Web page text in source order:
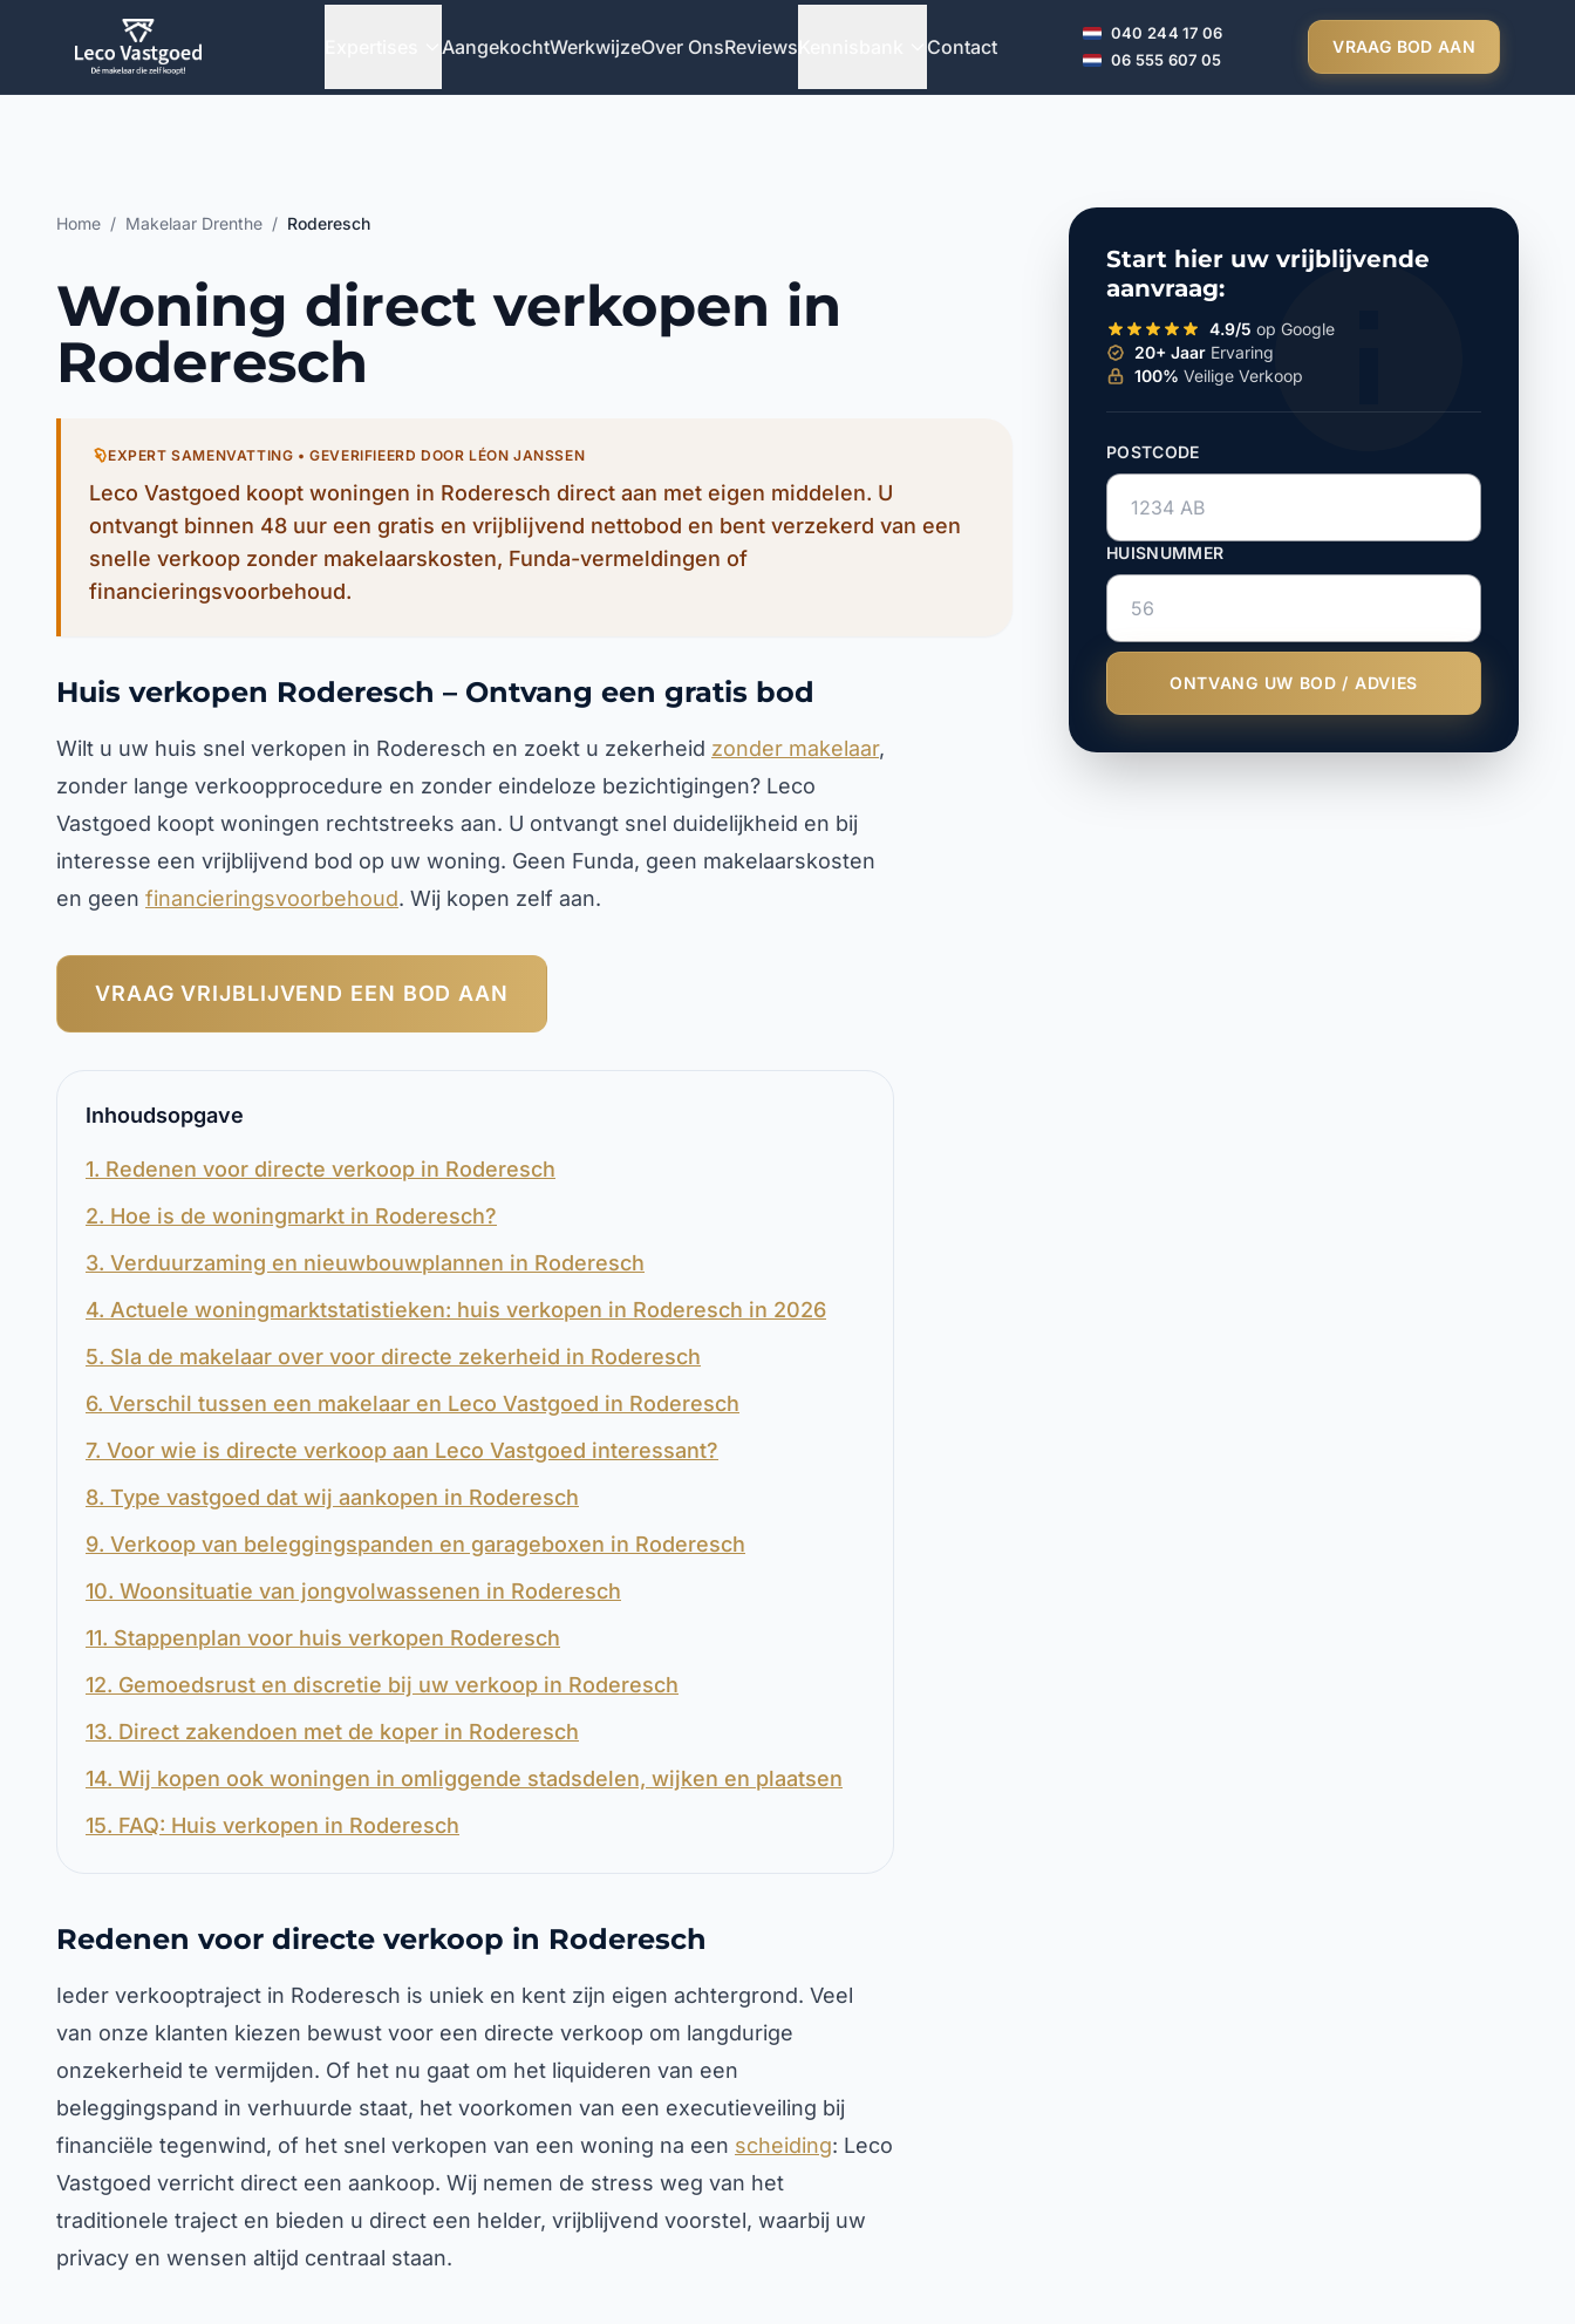
Ga direct naar inhoud
AangekochtWerkwijzeOver OnsReviews Contact
040 244 17 06
06 555 607 05
VRAAG BOD AAN
Home / Makelaar Drenthe / Roderesch
Woning direct verkopen in
Roderesch
EXPERT SAMENVATTING • GEVERIFIEERD DOOR LÉON JANSSEN
Leco Vastgoed koopt woningen in Roderesch direct aan met eigen middelen. U
ontvangt binnen 48 uur een gratis en vrijblijvend nettobod en bent verzekerd van een
snelle verkoop zonder makelaarskosten, Funda-vermeldingen of
financieringsvoorbehoud.
Huis verkopen Roderesch – Ontvang een gratis bod
Wilt u uw huis snel verkopen in Roderesch en zoekt u zekerheid zonder makelaar,
zonder lange verkoopprocedure en zonder eindeloze bezichtigingen? Leco
Vastgoed koopt woningen rechtstreeks aan. U ontvangt snel duidelijkheid en bij
interesse een vrijblijvend bod op uw woning. Geen Funda, geen makelaarskosten
en geen financieringsvoorbehoud. Wij kopen zelf aan.
VRAAG VRIJBLIJVEND EEN BOD AAN
Inhoudsopgave
1. Redenen voor directe verkoop in Roderesch
2. Hoe is de woningmarkt in Roderesch?
3. Verduurzaming en nieuwbouwplannen in Roderesch
4. Actuele woningmarktstatistieken: huis verkopen in Roderesch in 2026
5. Sla de makelaar over voor directe zekerheid in Roderesch
6. Verschil tussen een makelaar en Leco Vastgoed in Roderesch
7. Voor wie is directe verkoop aan Leco Vastgoed interessant?
8. Type vastgoed dat wij aankopen in Roderesch
9. Verkoop van beleggingspanden en garageboxen in Roderesch
10. Woonsituatie van jongvolwassenen in Roderesch
11. Stappenplan voor huis verkopen Roderesch
12. Gemoedsrust en discretie bij uw verkoop in Roderesch
13. Direct zakendoen met de koper in Roderesch
14. Wij kopen ook woningen in omliggende stadsdelen, wijken en plaatsen
15. FAQ: Huis verkopen in Roderesch
Redenen voor directe verkoop in Roderesch
Ieder verkooptraject in Roderesch is uniek en kent zijn eigen achtergrond. Veel
van onze klanten kiezen bewust voor een directe verkoop om langdurige
onzekerheid te vermijden. Of het nu gaat om het liquideren van een
beleggingspand in verhuurde staat, het voorkomen van een executieveiling bij
financiële tegenwind, of het snel verkopen van een woning na een scheiding: Leco
Vastgoed verricht direct een aankoop. Wij nemen de stress weg van het
traditionele traject en bieden u direct een helder, vrijblijvend voorstel, waarbij uw
privacy en wensen altijd centraal staan.
Start hier uw vrijblijvende
aanvraag:
4.9/5 op Google
20+ Jaar Ervaring
100% Veilige Verkoop
POSTCODE
HUISNUMMER
ONTVANG UW BOD / ADVIES